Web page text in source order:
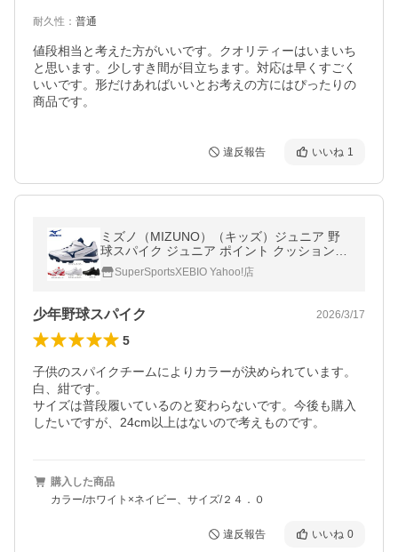
耐久性 ： 普通
値段相当と考えた方がいいです。クオリティーはいまいち
と思います。少しすき間が目立ちます。対応は早くすごく
いいです。形だけあればいいとお考えの方にはぴったりの
商品です。
違反報告 いいね 1
ミズノ（MIZUNO）（キッズ）ジュニア 野
球スパイク ジュニア ポイント クッションレ
ボダイア 11GP252701 11GP252700 11GP2
52714 11GP252762
SuperSportsXEBIO Yahoo!店
少年野球スパイク 2026/3/17
5
子供のスパイクチームによりカラーが決められています。
白、紺です。
サイズは普段履いているのと変わらないです。今後も購入
したいですが、24cm以上はないので考えものです。
購入した商品
カラー/ホワイト×ネイビー、サイズ/２４．０
違反報告 いいね 0